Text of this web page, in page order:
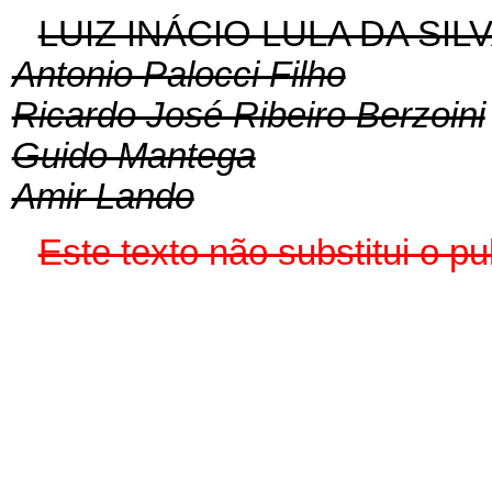
LUIZ INÁCIO LULA DA
Antonio Palocci Filho
Ricardo José Ribeiro Berzoini
Guido Mantega
Amir Lando
Este texto não substitui o